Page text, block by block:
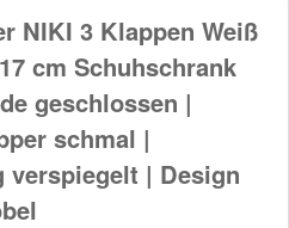
NIKI 3 Klappen Weiß
cm Schuhschrank
geschlossen |
schmal |
verspiegelt | Design